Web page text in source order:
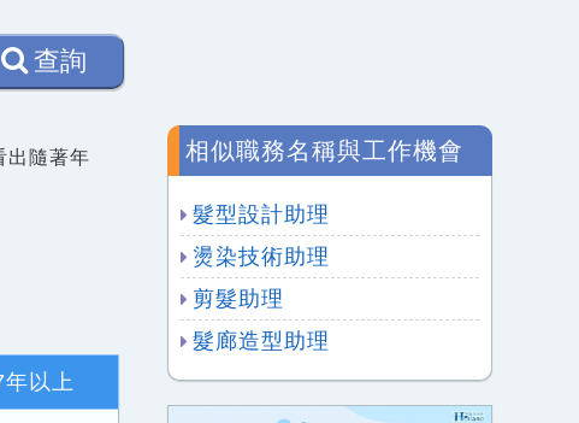
查詢
出隨著年
年以上
相似職務名稱與工作機會
髮型設計助理
燙染技術助理
剪髮助理
髮廊造型助理